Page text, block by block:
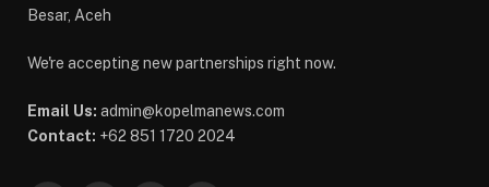
Besar, Aceh
We're accepting new partnerships right now.
Email Us: admin@kopelmanews.com
Contact: +62 851 1720 2024